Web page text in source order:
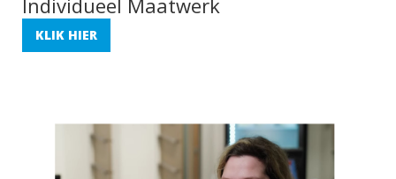
Individueel Maatwerk
KLIK HIER